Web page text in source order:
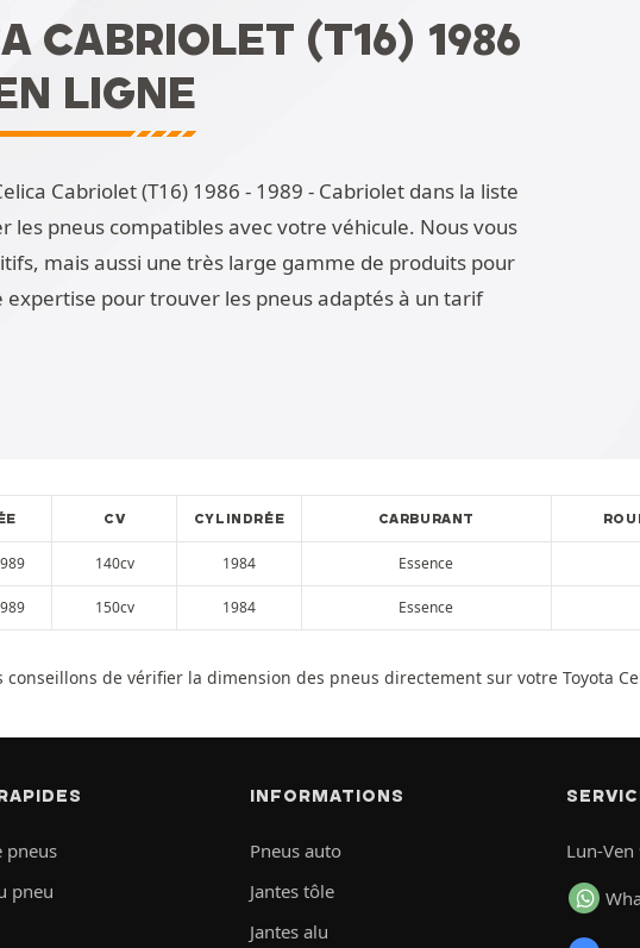
CABRIOLET (T16) 1986
LIGNE
Cabriolet (T16) 1986 - 1989 - Cabriolet dans la liste
les pneus compatibles avec votre véhicule. Nous vous
mais aussi une très large gamme de produits pour
pour trouver les pneus adaptés à un tarif
CV CYLINDRÉE CARBURANT
140cv 1984 Essence
150cv 1984 Essence
de vérifier la dimension des pneus directement sur votre Toyota
pneus
pneu
INFORMATIONS
Pneus auto
Jantes tôle
Jantes alu
Lun-